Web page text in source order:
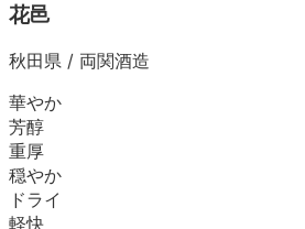
花邑
秋田県 / 両関酒造
華やか
芳醇
重厚
穏やか
ドライ
軽快